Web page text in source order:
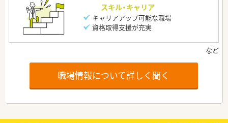
スキル・キャリア
キャリアアップ可能な職場
資格取得支援が充実
職場情報について詳しく聞く